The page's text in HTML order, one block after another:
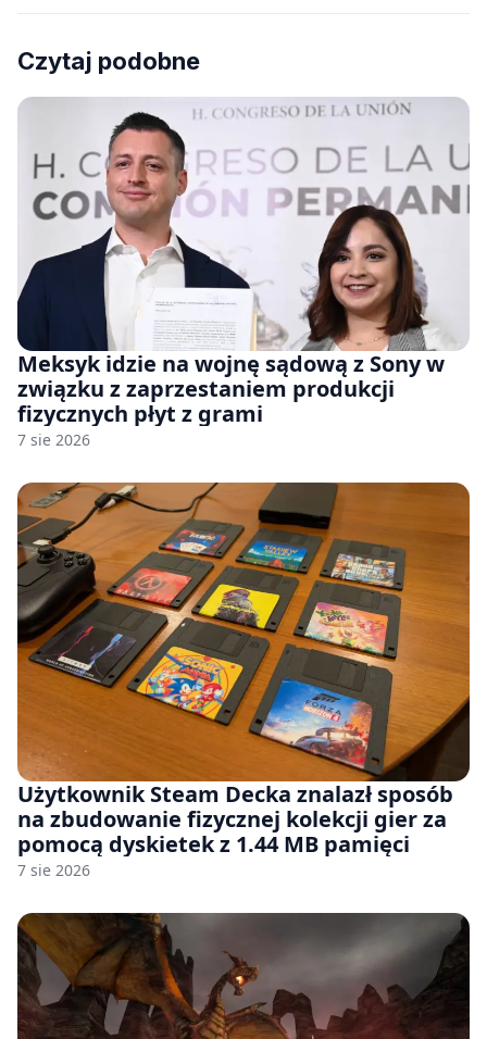
Czytaj podobne
Meksyk idzie na wojnę sądową z Sony w
związku z zaprzestaniem produkcji
fizycznych płyt z grami
7 sie 2026
Użytkownik Steam Decka znalazł sposób
na zbudowanie fizycznej kolekcji gier za
pomocą dyskietek z 1.44 MB pamięci
7 sie 2026